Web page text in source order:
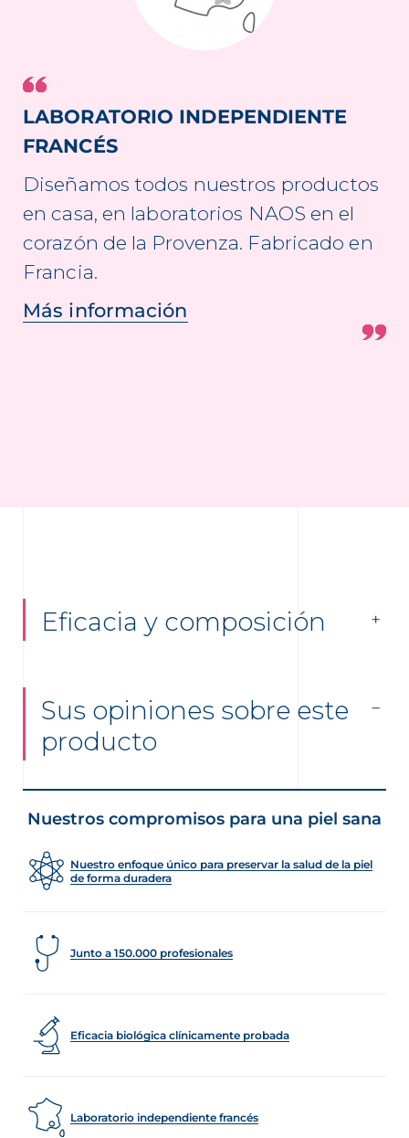
LABORATORIO INDEPENDIENTE
FRANCÉS
Diseñamos todos nuestros productos
en casa, en laboratorios NAOS en el
corazón de la Provenza. Fabricado en
Francia.
Más información
Eficacia y composición
Sus opiniones sobre este
producto
Nuestros compromisos para una piel sana
Nuestro enfoque único para preservar la salud de la piel
de forma duradera
Junto a 150.000 profesionales
Eficacia biológica clínicamente probada
Laboratorio independiente francés